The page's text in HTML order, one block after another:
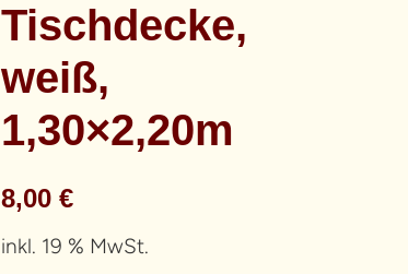
Tischdecke,
weiß,
1,30×2,20m
8,00 €
inkl. 19 % MwSt.